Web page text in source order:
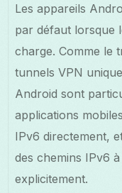
Les appareils
par défaut lorsque
charge. Comme le
tunnels VPN
Android sont
applications
IPv6 directement,
des chemins IPv6
explicitement.